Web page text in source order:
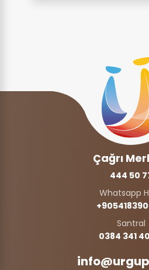
Çağrı
444 50
Whatsapp
Santral
0384 341